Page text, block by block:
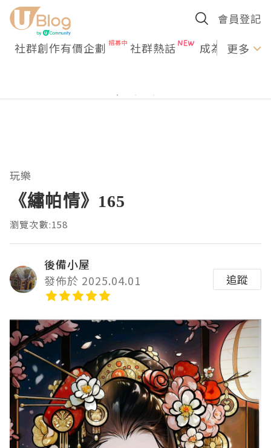
會員登記
社群創作有價企劃 社群熱話 成為U更多
玩樂
《繡帕情》165
瀏覽次數:158
後備小屋
發佈於 2025.04.01
追蹤